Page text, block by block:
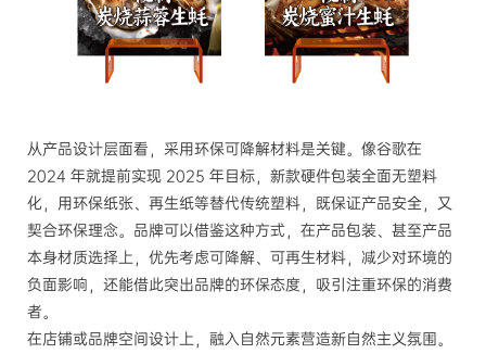
从产品设计层面看，采用环保可降解材料是关键。像谷歌在
2024 年就提前实现 2025 年目标，新款硬件包装全面无塑料
化，用环保纸张、再生纸等替代传统塑料，既保证产品安全，又
契合环保理念。品牌可以借鉴这种方式，在产品包装、甚至产品
本身材质选择上，优先考虑可降解、可再生材料，减少对环境的
负面影响，还能借此突出品牌的环保态度，吸引注重环保的消费
者。
在店铺或品牌空间设计上，融入自然元素营造新自然主义氛围。